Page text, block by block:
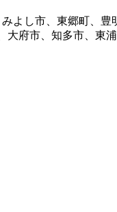
よし市、東郷町、
府市、知多市、東